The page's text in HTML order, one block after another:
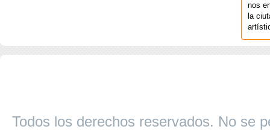
nos
la
Todos los derechos reservados. No se